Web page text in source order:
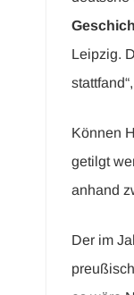
Leipzig.
Können
getilgt
anhand
Der im